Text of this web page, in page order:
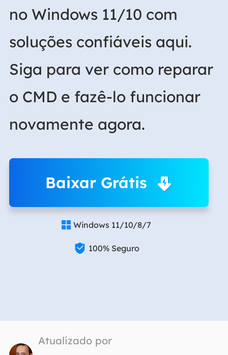
no Windows 11/10 com
soluções confiáveis aqui.
Siga para ver como reparar
o CMD e fazê-lo funcionar
novamente agora.
Baixar Grátis
 Windows 11/10/8/7
 100% Seguro
Atualizado por